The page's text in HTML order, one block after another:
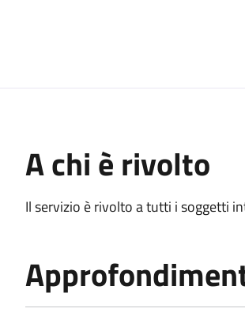
A chi è rivolto
Il servizio è rivolto a tutti i soggetti